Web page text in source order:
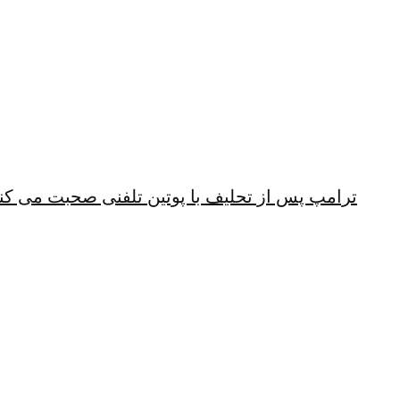
ترامپ پس از تحلیف با پوتین تلفنی صحبت می